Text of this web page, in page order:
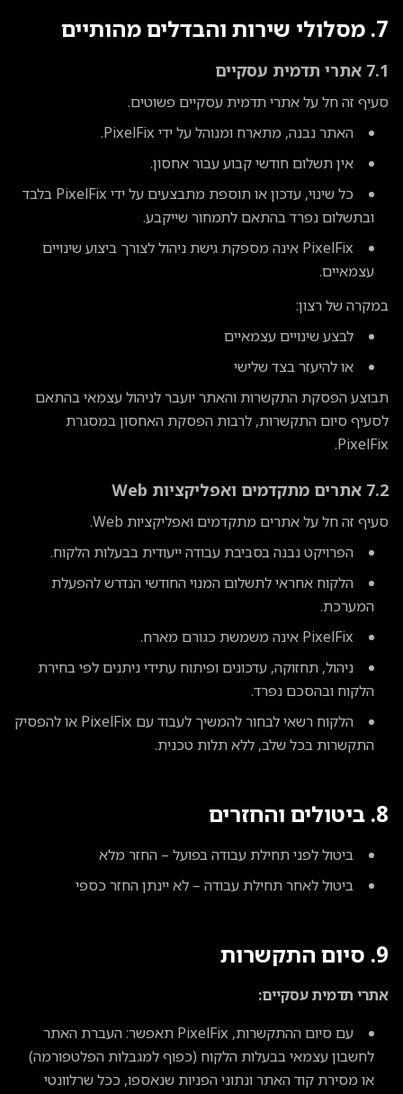
7. מסלולי שירות והבדלים מהותיים
7.1 אתרי תדמית עסקיים
סעיף זה חל על אתרי תדמית עסקיים פשוטים.
האתר נבנה, מתארח ומנוהל על ידי PixelFix.
אין תשלום חודשי קבוע עבור אחסון.
כל שינוי, עדכון או תוספת מתבצעים על ידי PixelFix בלבד
ובתשלום נפרד בהתאם לתמחור שייקבע.
PixelFix אינה מספקת גישת ניהול לצורך ביצוע שינויים
עצמאיים.
במקרה של רצון:
לבצע שינויים עצמאיים
או להיעזר בצד שלישי
תבוצע הפסקת התקשרות והאתר יועבר לניהול עצמאי בהתאם
לסעיף סיום התקשרות, לרבות הפסקת האחסון במסגרת
PixelFix.
7.2 אתרים מתקדמים ואפליקציות Web
סעיף זה חל על אתרים מתקדמים ואפליקציות Web.
הפרויקט נבנה בסביבת עבודה ייעודית בבעלות הלקוח.
הלקוח אחראי לתשלום המנוי החודשי הנדרש להפעלת
המערכת.
PixelFix אינה משמשת כגורם מארח.
ניהול, תחזוקה, עדכונים ופיתוח עתידי ניתנים לפי בחירת
הלקוח ובהסכם נפרד.
הלקוח רשאי לבחור להמשיך לעבוד עם PixelFix או להפסיק
התקשרות בכל שלב, ללא תלות טכנית.
8. ביטולים והחזרים
ביטול לפני תחילת עבודה בפועל – החזר מלא
ביטול לאחר תחילת עבודה – לא יינתן החזר כספי
9. סיום התקשרות
אתרי תדמית עסקיים:
עם סיום ההתקשרות, PixelFix תאפשר: העברת האתר
לחשבון עצמאי בבעלות הלקוח (כפוף למגבלות הפלטפורמה)
או מסירת קוד האתר ונתוני הפניות שנאספו, ככל שרלוונטי